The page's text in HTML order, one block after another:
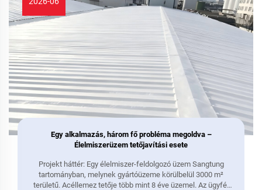
Egy alkalmazás, három fő probléma megoldva –
Élelmiszerüzem tetőjavítási esete
Projekt háttér: Egy élelmiszer-feldolgozó üzem Sangtung
tartományban, melynek gyártóüzeme körülbelül 3000 m²
területű. Acéllemez tetője több mint 8 éve üzemel. Az ügyfél